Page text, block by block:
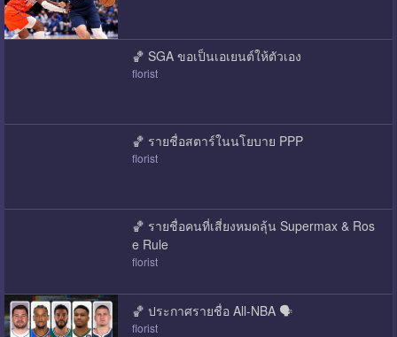
🏀 SGA ขอเป็นเอเยนต์ให้ตัวเอง
florist
🏀 รายชื่อสตาร์ในนโยบาย PPP
florist
🏀 รายชื่อคนที่เสี่ยงหมดลุ้น Supermax & Ros
e Rule
florist
🏀 ประกาศรายชื่อ All-NBA 🗣️
florist